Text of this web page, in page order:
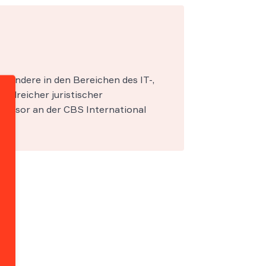
in den Bereichen des IT-,
juristischer
an der CBS International